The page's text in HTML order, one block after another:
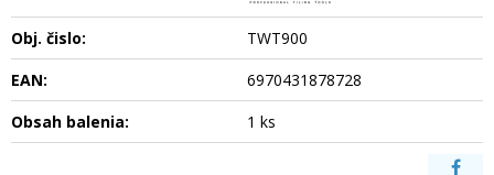
Obj. čislo:
TWT900
EAN:
6970431878728
Obsah balenia:
1 ks